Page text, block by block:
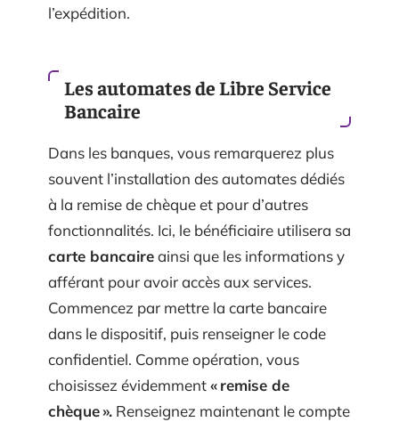
l’expédition.
Les automates de Libre Service
Bancaire
Dans les banques, vous remarquerez plus
souvent l’installation des automates dédiés
à la remise de chèque et pour d’autres
fonctionnalités. Ici, le bénéficiaire utilisera sa
carte bancaireainsi que les informations y
afférant pour avoir accès aux services.
Commencez par mettre la carte bancaire
dans le dispositif, puis renseigner le code
confidentiel. Comme opération, vous
choisissez évidemment« remise de
chèque ». Renseignez maintenant le compte